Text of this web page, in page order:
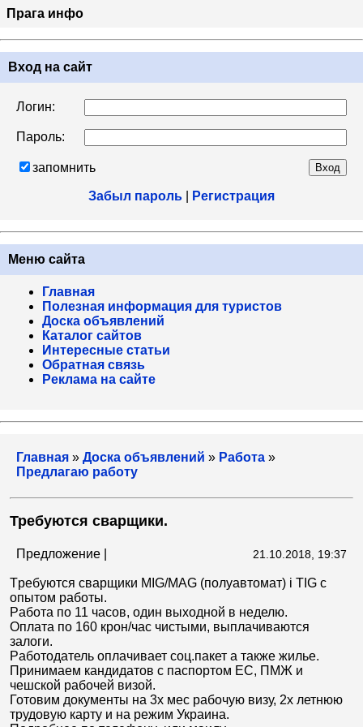
Прага инфо
Вход на сайт
Логин:
Пароль:
запомнить
Забыл пароль Регистрация
Меню сайта
Главная
Полезная информация для туристов
Доска объявлений
Каталог сайтов
Интересные статьи
Обратная связь
Реклама на сайте
Главная » Доска объявлений » Работа »
Предлагаю работу
Требуются сварщики.
Предложение | 21.10.2018, 19:37
Tребуются cварщики MIG/MAG (полуавтомат) i TIG с
опытом работы.
Pабота по 11 часов, один выходной в неделю.
Оплата по 160 крон/час чистыми, выплачиваются
залоги.
Pаботодатель оплачивает соц.пакет а также жилье.
Принимаем кандидатов с паспортом ЕС, ПМЖ и
чешской рабочей визой.
Готовим документы на 3х мес рабочую визу, 2х летнюю
трудовую карту и на режим Украина.